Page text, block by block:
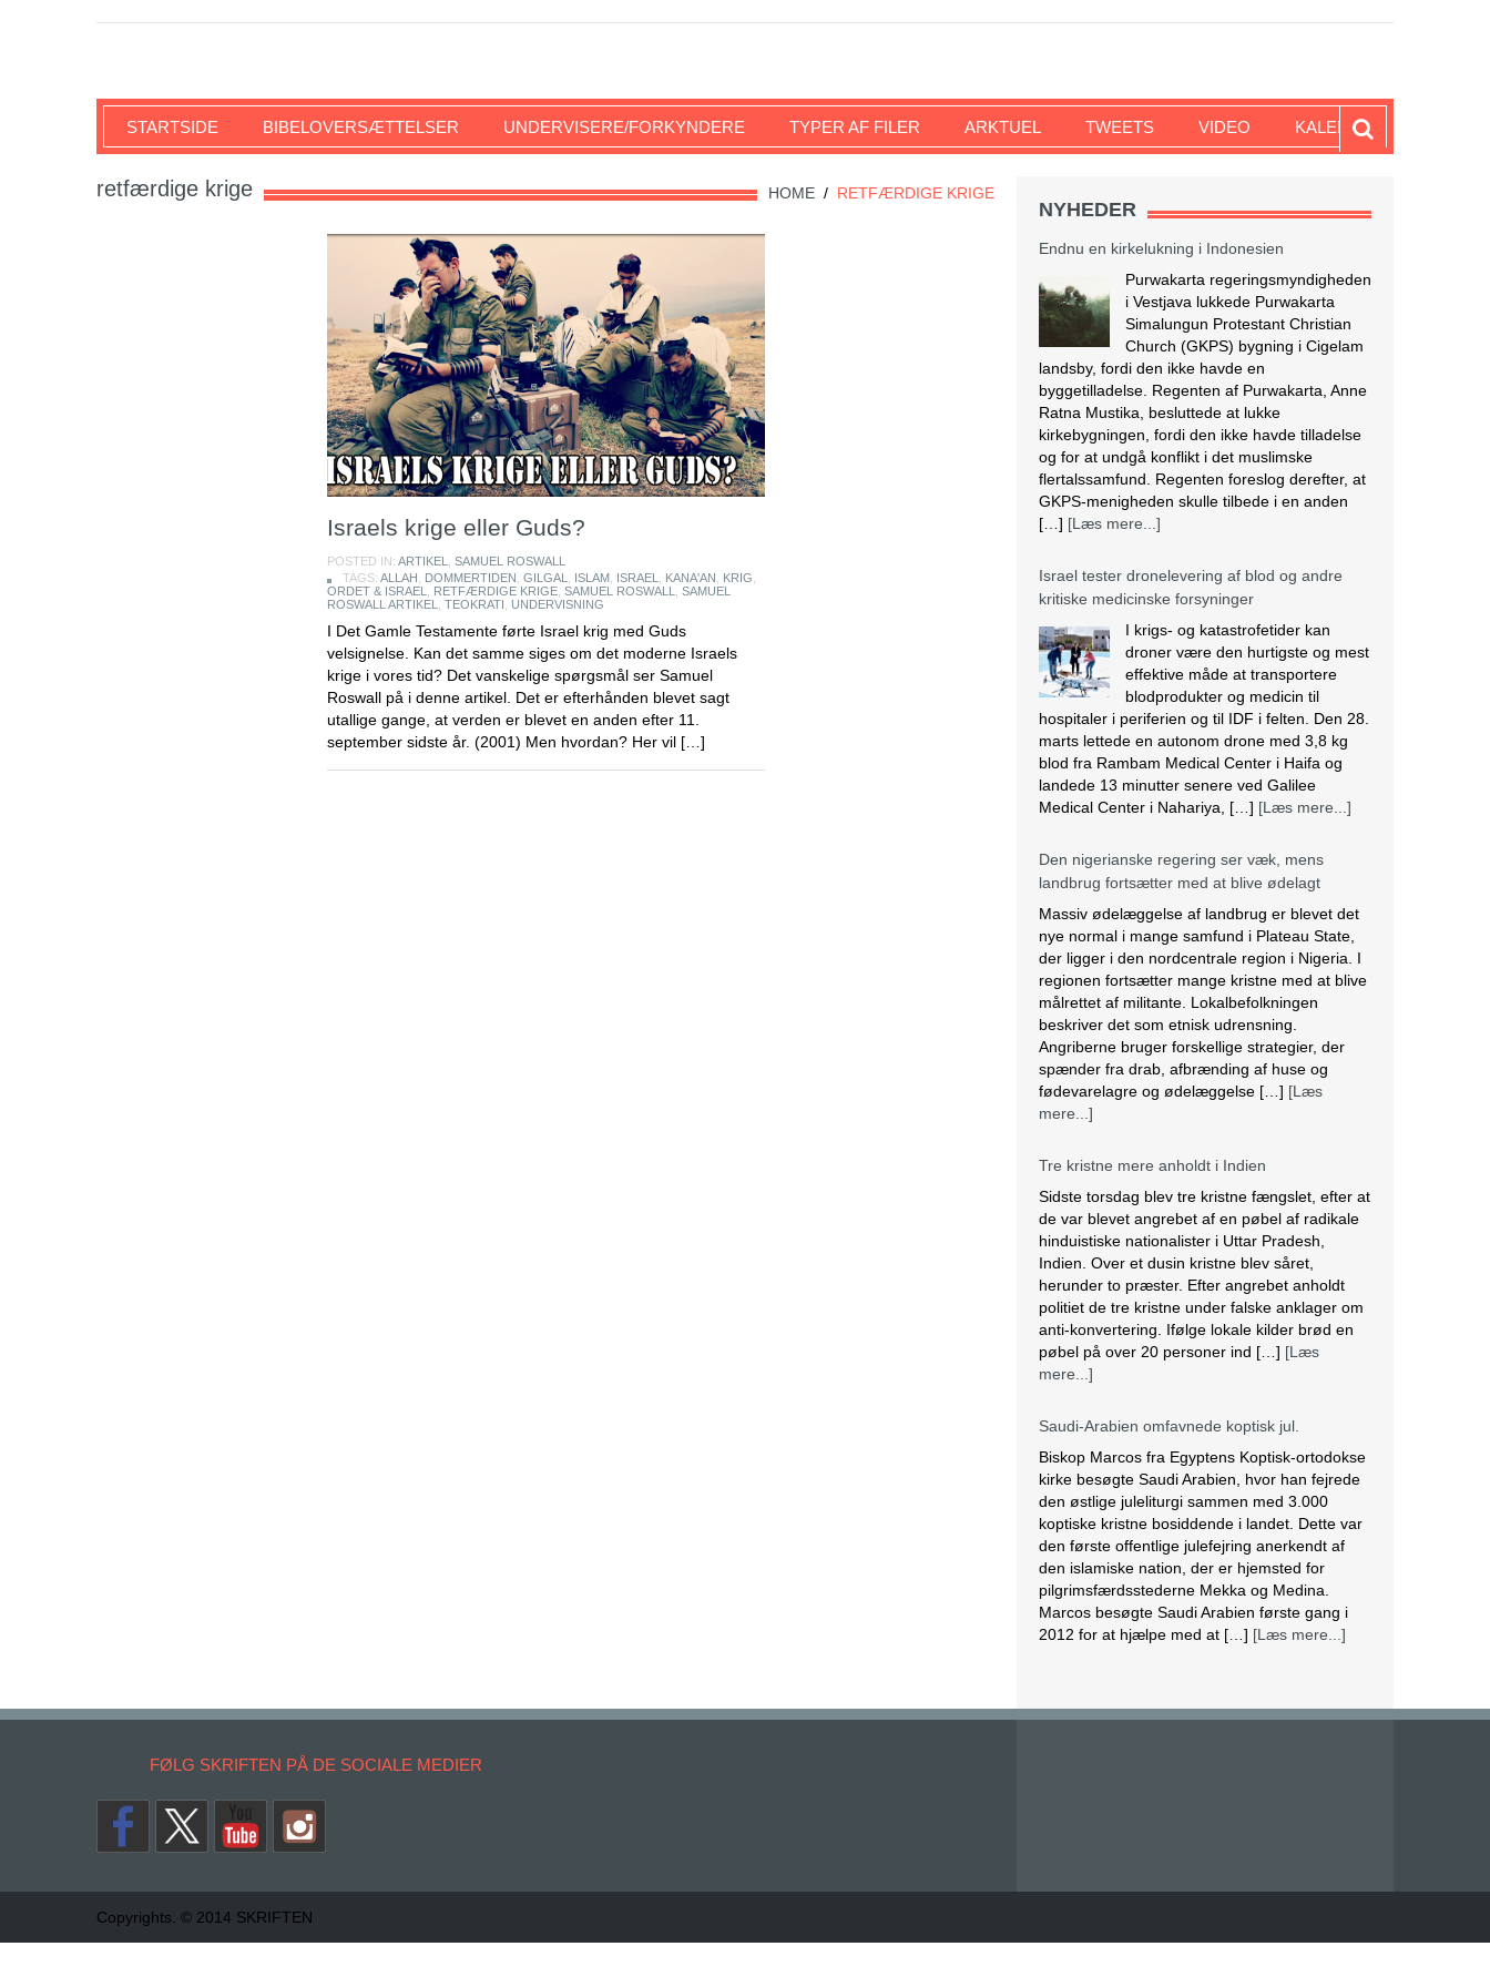
SKRIFTEN
STARTSIDE BIBELOVERSÆTTELSER UNDERVISERE/FORKYNDERE TYPER AF FILER ARKTUEL TWEETS VIDEO KALENDER
HOME / RETFÆRDIGE KRIGE
retfærdige krige
Israels krige eller Guds?
POSTED IN: ARTIKEL
SAMUEL ROSWALL
TAGS: ALLAH DOMMERTIDEN GILGAL ISLAM, ISRAEL KANA'AN KRIG
ORDET & ISRAEL
RETFÆRDIGE KRIGE, SAMUEL ROSWALL
SAMUEL
ROSWALL ARTIKEL
TEOKRATI UNDERVISNING
I Det Gamle Testamente førte Israel krig med Guds
velsignelse. Kan det samme siges om det moderne Israels
krige i vores tid? Det vanskelige spørgsmål ser Samuel
Roswall på i denne artikel. Det er efterhånden blevet sagt
utallige gange, at verden er blevet en anden efter 11.
september sidste år. (2001) Men hvordan? Her vil […]
NYHEDER
Endnu en kirkelukning i Indonesien
Purwakarta regeringsmyndigheden
i Vestjava lukkede Purwakarta
Simalungun Protestant Christian
Church (GKPS) bygning i Cigelam
landsby, fordi den ikke havde en
byggetilladelse. Regenten af Purwakarta, Anne
Ratna Mustika, besluttede at lukke
kirkebygningen, fordi den ikke havde tilladelse
og for at undgå konflikt i det muslimske
flertalssamfund. Regenten foreslog derefter, at
GKPS-menigheden skulle tilbede i en anden
[…] [Læs mere...]
Israel tester dronelevering af blod og andre
kritiske medicinske forsyninger
I krigs- og katastrofetider kan
droner være den hurtigste og mest
effektive måde at transportere
blodprodukter og medicin til
hospitaler i periferien og til IDF i felten. Den 28.
marts lettede en autonom drone med 3,8 kg
blod fra Rambam Medical Center i Haifa og
landede 13 minutter senere ved Galilee
Medical Center i Nahariya, […] [Læs mere...]
Den nigerianske regering ser væk, mens
landbrug fortsætter med at blive ødelagt
Massiv ødelæggelse af landbrug er blevet det
nye normal i mange samfund i Plateau State,
der ligger i den nordcentrale region i Nigeria. I
regionen fortsætter mange kristne med at blive
målrettet af militante. Lokalbefolkningen
beskriver det som etnisk udrensning.
Angriberne bruger forskellige strategier, der
spænder fra drab, afbrænding af huse og
fødevarelagre og ødelæggelse […] [Læs
mere...]
Tre kristne mere anholdt i Indien
Sidste torsdag blev tre kristne fængslet, efter at
de var blevet angrebet af en pøbel af radikale
hinduistiske nationalister i Uttar Pradesh,
Indien. Over et dusin kristne blev såret,
herunder to præster. Efter angrebet anholdt
politiet de tre kristne under falske anklager om
anti-konvertering. Ifølge lokale kilder brød en
pøbel på over 20 personer ind […] [Læs
mere...]
Saudi-Arabien omfavnede koptisk jul.
Biskop Marcos fra Egyptens Koptisk-ortodokse
kirke besøgte Saudi Arabien, hvor han fejrede
den østlige juleliturgi sammen med 3.000
koptiske kristne bosiddende i landet. Dette var
den første offentlige julefejring anerkendt af
den islamiske nation, der er hjemsted for
pilgrimsfærdsstederne Mekka og Medina.
Marcos besøgte Saudi Arabien første gang i
2012 for at hjælpe med at […] [Læs mere...]
lovændring
vist på nationalt […][Læs mere...]
Abbas erklærer alle aftaler med Israel og USA
FØLG SKRIFTEN PÅ DE SOCIALE MEDIER
Copyrights. © 2014 SKRIFTEN